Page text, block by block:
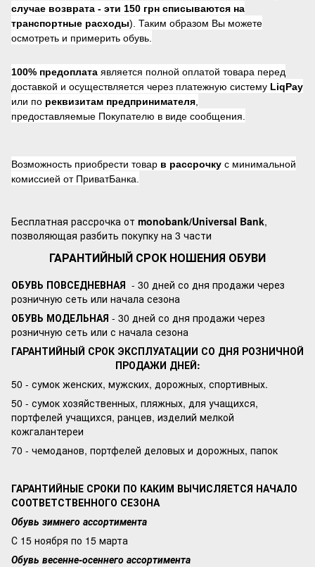
случае возврата - эти 150 грн списываются на
транспортные расходы). Таким образом Вы можете
осмотреть и примерить обувь.
100% предоплата является полной оплатой товара перед
доставкой и осуществляется через платежную систему LiqPay
или по реквизитам предпринимателя
предоставляемые Покупателю в виде сообщения.
Возможность приобрести товар в рассрочку с минимальной
комиссией от ПриватБанка.
Бесплатная рассрочка от monobank/Universal Bank,
позволяющая разбить покупку на 3 части
ГАРАНТИЙНЫЙ СРОК НОШЕНИЯ ОБУВИ
ОБУВЬ ПОВСЕДНЕВНАЯ - 30 дней со дня продажи через
розничную сеть или начала сезона
ОБУВЬ МОДЕЛЬНАЯ - 30 дней со дня продажи через
розничную сеть или с начала сезона
ГАРАНТИЙНЫЙ СРОК ЭКСПЛУАТАЦИИ СО ДНЯ РОЗНИЧНОЙ
ПРОДАЖИ ДНЕЙ:
50 - сумок женских, мужских, дорожных, спортивных.
50 - сумок хозяйственных, пляжных, для учащихся,
портфелей учащихся, ранцев, изделий мелкой
кожгалантереи
70 - чемоданов, портфелей деловых и дорожных, папок
ГАРАНТИЙНЫЕ СРОКИ ПО КАКИМ ВЫЧИСЛЯЕТСЯ НАЧАЛО
СООТВЕТСТВЕННОГО СЕЗОНА
Обувь зимнего ассортимента
С 15 ноября по 15 марта
Обувь весенне-осеннего ассортимента